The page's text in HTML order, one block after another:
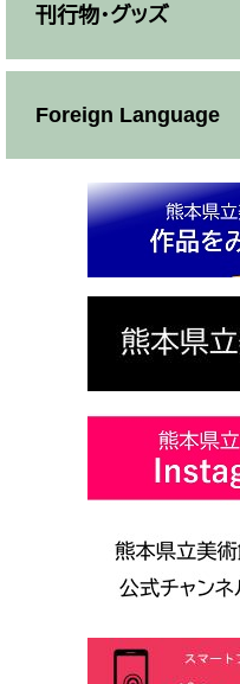
刊行物・グッズ
Foreign Language